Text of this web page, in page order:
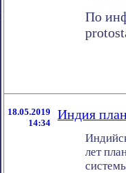
По
18.05.2019
14:34
Индия
лет